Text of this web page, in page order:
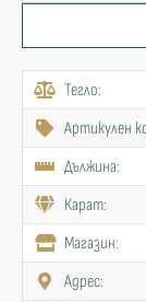
Тегло:
Артикулен
Дължина:
Карат:
Mагазин:
Адрес: